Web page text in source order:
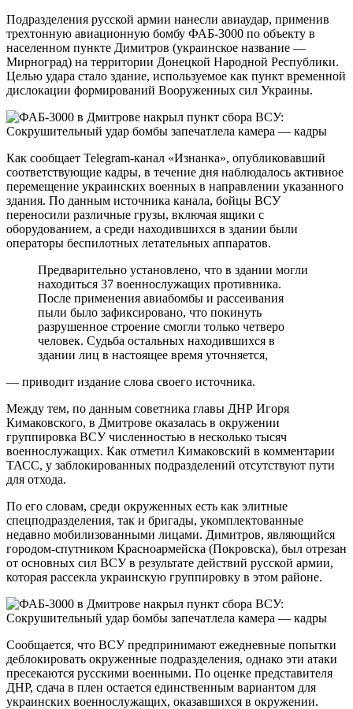
Подразделения русской армии нанесли авиаудар, применив
трехтонную авиационную бомбу ФАБ-3000 по объекту в
населенном пункте Димитров (украинское название —
Мирноград) на территории Донецкой Народной Республики.
Целью удара стало здание, используемое как пункт временной
дислокации формирований Вооруженных сил Украины.
Как сообщает Telegram-канал «Изнанка», опубликовавший
соответствующие кадры, в течение дня наблюдалось активное
перемещение украинских военных в направлении указанного
здания. По данным источника канала, бойцы ВСУ
переносили различные грузы, включая ящики с
оборудованием, а среди находившихся в здании были
операторы беспилотных летательных аппаратов.
Предварительно установлено, что в здании могли
находиться 37 военнослужащих противника.
После применения авиабомбы и рассеивания
пыли было зафиксировано, что покинуть
разрушенное строение смогли только четверо
человек. Судьба остальных находившихся в
здании лиц в настоящее время уточняется,
— приводит издание слова своего источника.
Между тем, по данным советника главы ДНР Игоря
Кимаковского, в Дмитрове оказалась в окружении
группировка ВСУ численностью в несколько тысяч
военнослужащих. Как отметил Кимаковский в комментарии
ТАСС, у заблокированных подразделений отсутствуют пути
для отхода.
По его словам, среди окруженных есть как элитные
спецподразделения, так и бригады, укомплектованные
недавно мобилизованными лицами. Димитров, являющийся
городом-спутником Красноармейска (Покровска), был отрезан
от основных сил ВСУ в результате действий русской армии,
которая рассекла украинскую группировку в этом районе.
Сообщается, что ВСУ предпринимают ежедневные попытки
деблокировать окруженные подразделения, однако эти атаки
пресекаются русскими военными. По оценке представителя
ДНР, сдача в плен остается единственным вариантом для
украинских военнослужащих, оказавшихся в окружении.